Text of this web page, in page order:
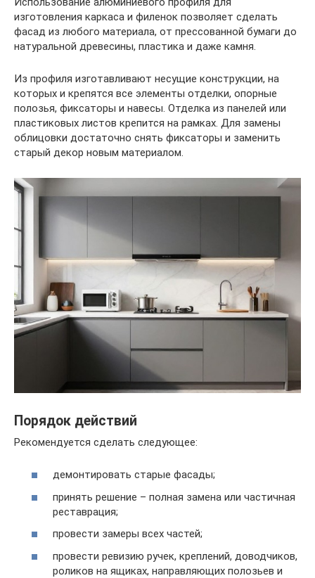
изготовления каркаса и филенок позволяет сделать
фасад из любого материала, от прессованной бумаги до
натуральной древесины, пластика и даже камня.
Из профиля изготавливают несущие конструкции, на
которых и крепятся все элементы отделки, опорные
полозья, фиксаторы и навесы. Отделка из панелей или
пластиковых листов крепится на рамках. Для замены
облицовки достаточно снять фиксаторы и заменить
старый декор новым материалом.
Порядок действий
Рекомендуется сделать следующее:
демонтировать старые фасады;
принять решение – полная замена или частичная
реставрация;
провести замеры всех частей;
провести ревизию ручек, креплений, доводчиков,
роликов на ящиках, направляющих полозьев и